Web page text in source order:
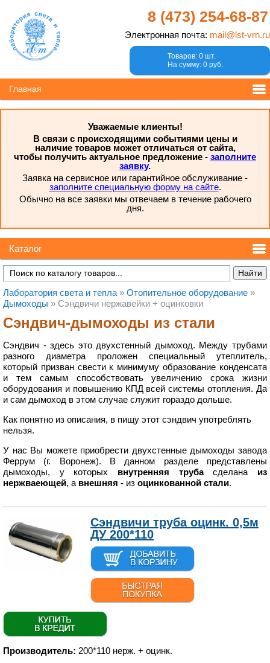
8 (473) 254-68-87
Электронная почта: mail@lst-vrn.ru
Товаров: 0 шт.
На сумму: 0 руб.
Главная
Уважаемые клиенты!
В связи с происходящими событиями цены и
наличие товаров может отличаться от сайта,
чтобы получить актуальное предложение - заполните
заявку.
Заявка на сервисное или гарантийное обслуживание -
заполните специальную форму на сайте.
Обычно на все заявки мы отвечаем в течение рабочего
дня.
Каталог
Лаборатория света и тепла » Отопительное оборудование »
Дымоходы » Сэндвичи нержавейки + оцинковки
Сэндвич-дымоходы из стали
Сэндвич - здесь это двухстенный дымоход. Между трубами
разного диаметра проложен специальный утеплитель,
который призван свести к минимуму образование конденсата
и тем самым способствовать увеличению срока жизни
оборудования и повышению КПД всей системы отопления. Да
и сам дымоход в этом случае служит гораздо дольше.
Как понятно из описания, в пищу этот сэндвич употреблять
нельзя.
У нас Вы можете приобрести двухстенные дымоходы завода
Феррум (г. Воронеж). В данном разделе представлены
дымоходы, у которых внутренняя трубасделана из
нержваеющей, а внешняя - из оцинкованной стали.
Сэндвичи труба оцинк. 0,5м
ДУ 200*110
Производитель: 200*110 нерж. + оцинк.